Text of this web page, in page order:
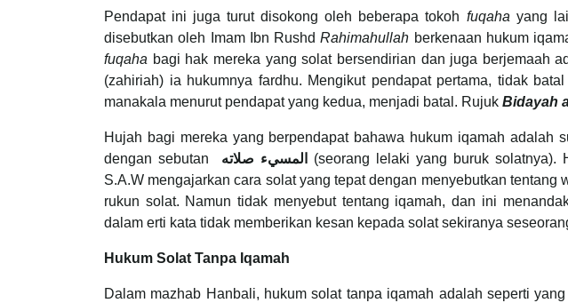
Pendapat ini juga turut disokong oleh beberapa tokoh fuqaha yang
disebutkan oleh Imam Ibn RushdRahimahullah berkenaan hukum
fuqaha bagi hak mereka yang solat bersendirian dan juga berjemaah
(zahiriah) ia hukumnya fardhu. Mengikut pendapat pertama, tidak
manakala menurut pendapat yang kedua, menjadi batal. Rujuk Bidayah
Hujah bagi mereka yang berpendapat bahawa hukum iqamah adalah
dengan sebutan
المسيء صلاته
(seorang lelaki yang buruk solatnya).
S.A.W mengajarkan cara solat yang tepat dengan menyebutkan tentang
rukun solat. Namun tidak menyebut tentang iqamah, dan ini
dalam erti kata tidak memberikan kesan kepada solat sekiranya
Hukum Solat Tanpa Iqamah
Dalam mazhab Hanbali, hukum solat tanpa iqamah adalah seperti